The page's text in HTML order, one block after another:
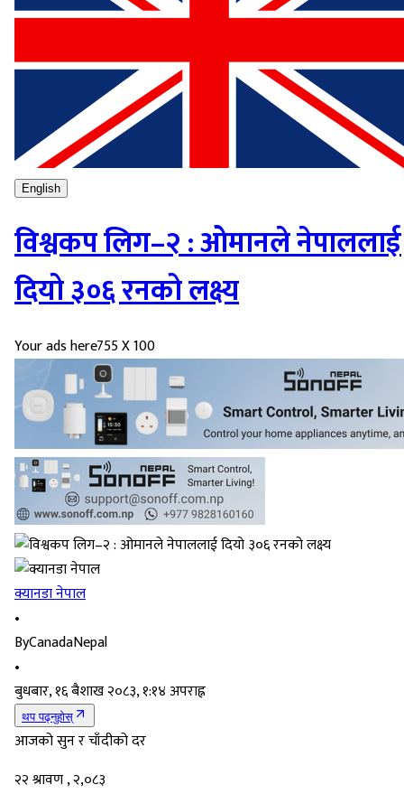
English
विश्वकप लिग–२ : ओमानले नेपाललाई
दियो ३०६ रनको लक्ष्य
Your ads here755 X 100
क्यानडा नेपाल
•
ByCanadaNepal
•
बुधबार, १६ बैशाख २०८३, १:१४ अपराह्न
थप पढ्नुहोस्
आजको सुन र चाँदीको दर
२२ श्रावण , २,०८३